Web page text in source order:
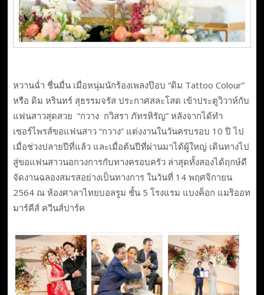
หวานฉ่ำ ชื่นมื่น เมื่อหนุ่มนักร้องเพลงป๊อบ “ดิม Tattoo Colour”
หรือ ดิม หรินทร์ สุธรรมจรัส ประกาศสละโสด เข้าประตูวิวาห์กับ
แฟนสาวสุดสวย “กวาง กวิสรา ภัทรหิรัญ” หลังจากได้ทำ
เซอร์ไพรส์ขอแฟนสาว “กวาง” แต่งงานในวันครบรอบ 10 ปี ไป
เมื่อช่วงปลายปีที่แล้ว และเมื่อต้นปีที่ผ่านมาได้ผู้ใหญ่ เดินทางไป
สู่ขอแฟนสาวนอกวงการกับทางครอบครัว ล่าสุดทั้งสองได้ฤกษ์ดี
จัดงานฉลองสมรสอย่างเป็นทางการ ในวันที่ 14 พฤศจิกายน
2564 ณ ห้องศาลาไทยบอลรูม ชั้น 5 โรงแรม แบงค็อก แมริออท
มาร์คีส์ ควีนส์ปาร์ค